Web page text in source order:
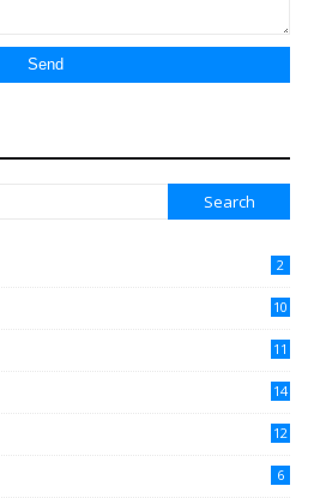
2
10
11
14
12
6